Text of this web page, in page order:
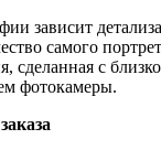
зависит
самого
сделанная с
фотокамеры.